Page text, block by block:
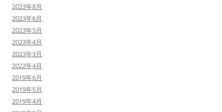
2023年8月
2023年6月
2023年5月
2023年4月
2023年3月
2022年4月
2019年6月
2019年5月
2019年4月